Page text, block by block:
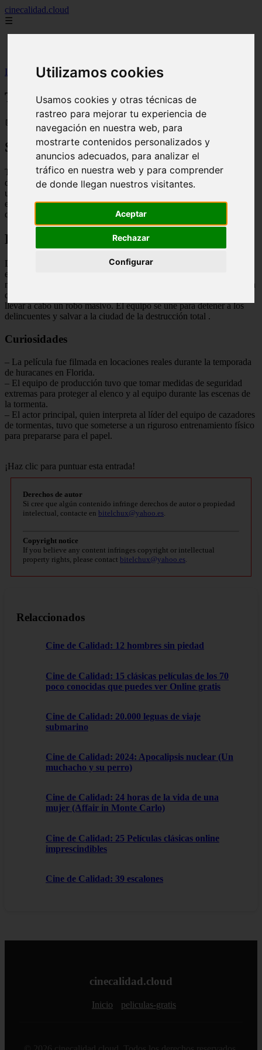
Utilizamos cookies
Usamos cookies y otras técnicas de
rastreo para mejorar tu experiencia de
navegación en nuestra web, para
mostrarte contenidos personalizados y
anuncios adecuados, para analizar el
tráfico en nuestra web y para comprender
de donde llegan nuestros visitantes.
Aceptar
Rechazar
Configurar
cinecalidad.cloud
☰
Inicio finalexplicadolat >Tormenta ᐉ Final Explicado
Tormenta ᐉ Final Explicado
📅 13/02/2026
Sinopsis
Tormenta es una película de acción y aventuras que sigue la historia
de un grupo de cazadores de tormentas que se adentran en el ojo de
un huracán para recolectar datos y prevenir futuras catástrofes. Sin
embargo, durante su misión, descubren que hay algo más peligroso
que la tormenta en sí misma.
Final Explicado
Después de enfrentarse a múltiples peligros dentro del huracán, el
equipo de cazadores de tormentas logra recolectar los datos
necesarios para prevenir futuras catástrofes. Sin embargo, descubren
que un grupo de delincuentes ha aprovechado la tormenta para
llevar a cabo un robo masivo. El equipo se une para detener a los
delincuentes y salvar a la ciudad de la destrucción total .
Curiosidades
– La película fue filmada en locaciones reales durante la temporada
de huracanes en Florida.
– El equipo de producción tuvo que tomar medidas de seguridad
extremas para proteger al elenco y al equipo durante las escenas de
la tormenta.
– El actor principal, quien interpreta al líder del equipo de cazadores
de tormentas, tuvo que someterse a un riguroso entrenamiento físico
para prepararse para el papel.
¡Haz clic para puntuar esta entrada!
Derechos de autor
Si cree que algún contenido infringe derechos de autor o propiedad
intelectual, contacte en bitelchux@yahoo.es
Copyright notice
If you believe any content infringes copyright or intellectual
property rights, please contact bitelchux@yahoo.es
Relaccionados
Cine de Calidad: 12 hombres sin piedad
Cine de Calidad: 15 clásicas películas de los 70
poco conocidas que puedes ver Online gratis
Cine de Calidad: 20.000 leguas de viaje
submarino
Cine de Calidad: 2024: Apocalipsis nuclear (Un
muchacho y su perro)
Cine de Calidad: 24 horas de la vida de una
mujer (Affair in Monte Carlo)
Cine de Calidad: 25 Películas clásicas online
imprescindibles
Cine de Calidad: 39 escalones
cinecalidad.cloud
Inicio peliculas-gratis